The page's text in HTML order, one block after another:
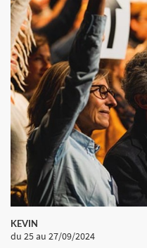
KEVIN
du 25au 27/09/2024